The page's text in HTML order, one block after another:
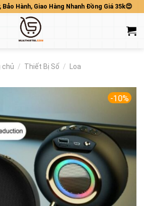
Hành, Giao Hàng Nhanh Đồng Giá 35k😍
chủ / Thiết Bị Số / Loa
-10%